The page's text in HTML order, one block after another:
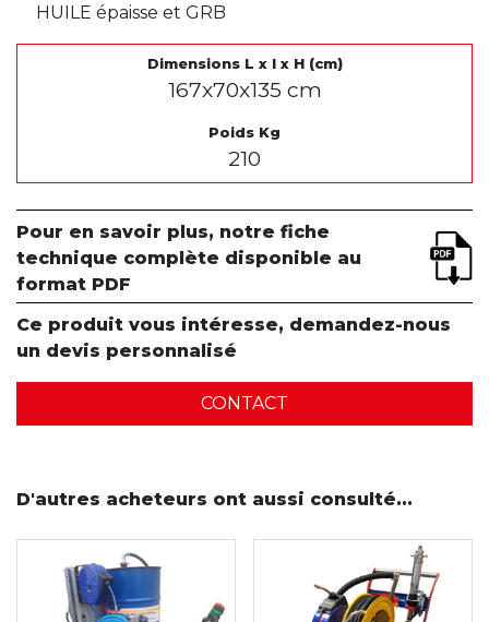
HUILE épaisse et GRB
Dimensions L x l x H (cm)
167x70x135 cm
Poids Kg
210
Pour en savoir plus, notre fiche
technique complète disponible au
format PDF
Ce produit vous intéresse, demandez-nous
un devis personnalisé
CONTACT
D'autres acheteurs ont aussi consulté...